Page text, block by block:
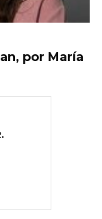
por María